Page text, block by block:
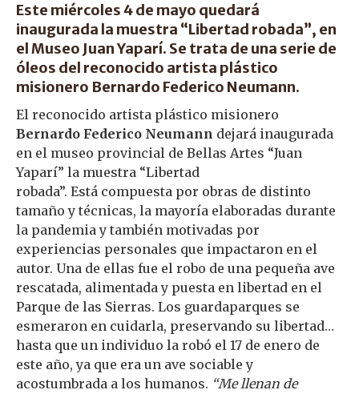
Este miércoles 4 de mayo quedará
inaugurada la muestra “Libertad robada”, en
el Museo Juan Yaparí. Se trata de una serie de
óleos del reconocido artista plástico
misionero Bernardo Federico Neumann.
El reconocido artista plástico misionero
Bernardo Federico Neumann dejará inaugurada
en el museo provincial de Bellas Artes “Juan
Yaparí” la muestra “Libertad
robada”. Está compuesta por obras de distinto
tamaño y técnicas, la mayoría elaboradas durante
la pandemia y también motivadas por
experiencias personales que impactaron en el
autor. Una de ellas fue el robo de una pequeña ave
rescatada, alimentada y puesta en libertad en el
Parque de las Sierras. Los guardaparques se
esmeraron en cuidarla, preservando su libertad…
hasta que un individuo la robó el 17 de enero de
este año, ya que era un ave sociable y
acostumbrada a los humanos. “Me llenan de